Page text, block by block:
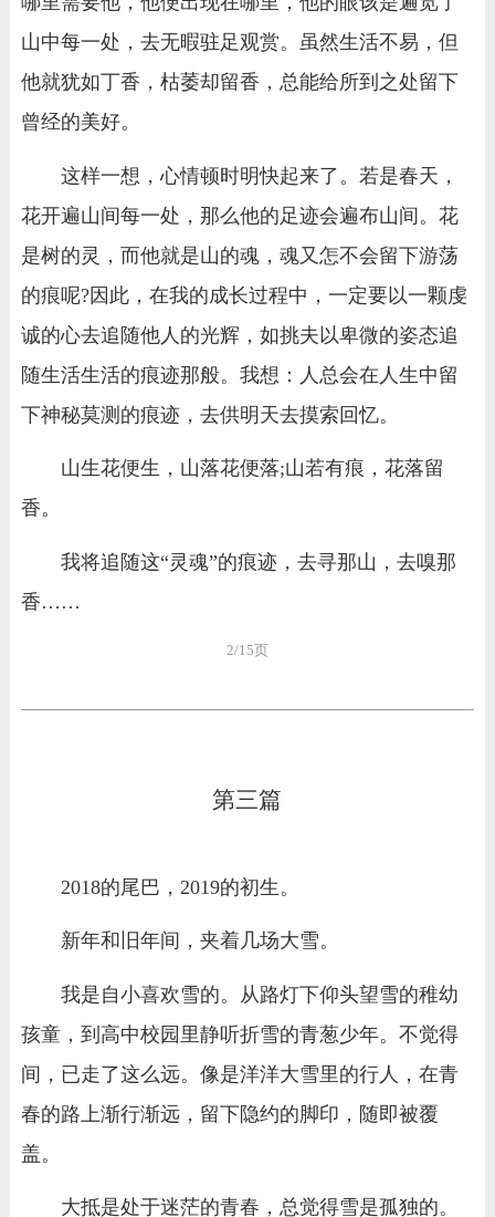
山中每一处，去无暇驻足观赏。虽然生活不易，但
他就犹如丁香，枯萎却留香，总能给所到之处留下
曾经的美好。
这样一想，心情顿时明快起来了。若是春天，
花开遍山间每一处，那么他的足迹会遍布山间。花
是树的灵，而他就是山的魂，魂又怎不会留下游荡
的痕呢?因此，在我的成长过程中，一定要以一颗虔
诚的心去追随他人的光辉，如挑夫以卑微的姿态追
随生活生活的痕迹那般。我想：人总会在人生中留
下神秘莫测的痕迹，去供明天去摸索回忆。
山生花便生，山落花便落;山若有痕，花落留
香。
我将追随这“灵魂”的痕迹，去寻那山，去嗅那
香……
2/15页
第三篇
2018的尾巴，2019的初生。
新年和旧年间，夹着几场大雪。
我是自小喜欢雪的。从路灯下仰头望雪的稚幼
孩童，到高中校园里静听折雪的青葱少年。不觉得
间，已走了这么远。像是洋洋大雪里的行人，在青
春的路上渐行渐远，留下隐约的脚印，随即被覆
盖。
大抵是处于迷茫的青春，总觉得雪是孤独的。